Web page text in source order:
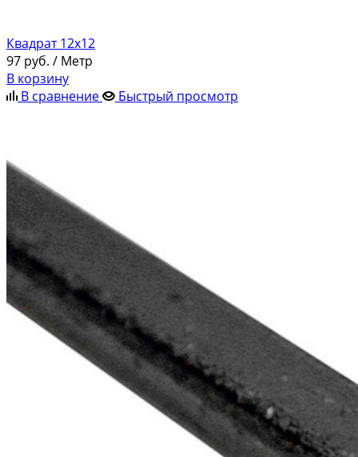
Квадрат 12х12
97 руб. / Метр
В корзину
В сравнение
Быстрый просмотр